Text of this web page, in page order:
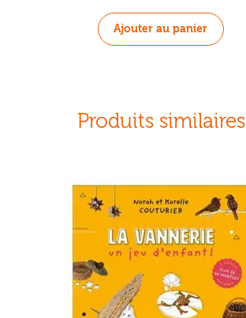
Ajouter au panier
Produits similaires